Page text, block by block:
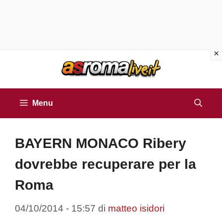
Menu
BAYERN MONACO Ribery
dovrebbe recuperare per la
Roma
04/10/2014 - 15:57 di matteo isidori